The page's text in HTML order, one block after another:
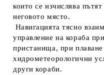
които се изчислява
неговото място.
Навигацията тясно
управление на кораба
пристанища, при
хидрометеорологични
други кораби.